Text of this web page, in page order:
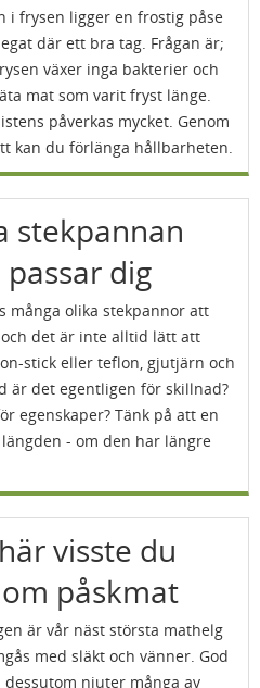
i frysen ligger en frostig påse
där ett bra tag. Frågan är;
växer inga bakterier och
mat som varit fryst länge.
påverkas mycket. Genom
kan du förlänga hållbarheten.
stekpannan
dig
många olika stekpannor att
det är inte alltid lätt att
stick eller teflon, gjutjärn och
är det egentligen för skillnad?
egenskaper? Tänk på att en
- om den har längre
visste du
påskmat
är vår näst största mathelg
med släkt och vänner. God
njuter många av